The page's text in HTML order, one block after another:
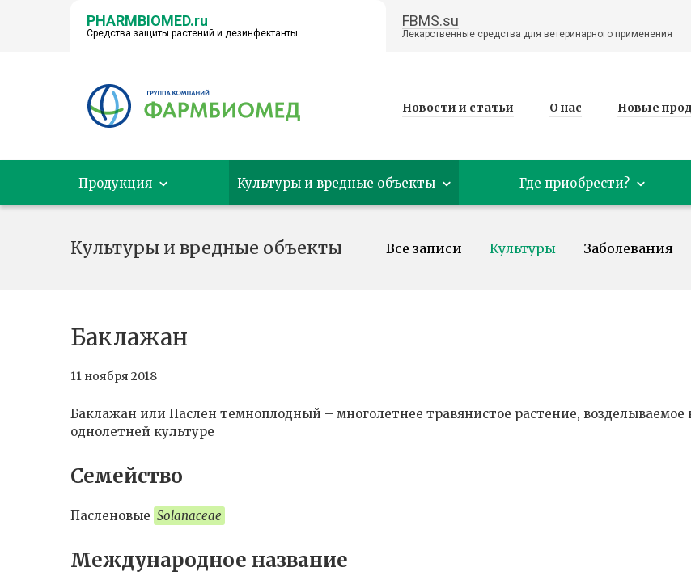
PHARMBIOMED.ru
Средства защиты растений и дезинфектанты
FBMS.su
Лекарственные средства для ветеринарного применения
← НА ГЛАВНУЮ Новости и статьи О нас Новые
Продукция Культуры и вредные объекты Где приобрести?
Культуры и вредные объекты Все записи Культуры Заболевания
Баклажан
11 ноября 2018
Баклажан или Паслен темноплодный – многолетнее травянистое растение, возделываемое
однолетней культуре
Семейство
Пасленовые Solanaceae
Международное название